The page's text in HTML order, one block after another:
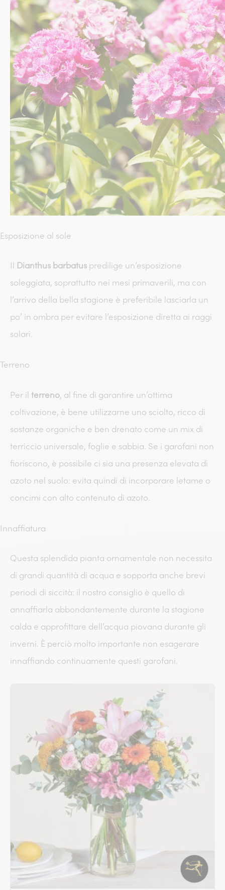
Esposizione al sole
Il Dianthus barbatus predilige un’esposizione
soleggiata, soprattutto nei mesi primaverili, ma con
l’arrivo della bella stagione è preferibile lasciarla un
po’ in ombra per evitare l’esposizione diretta ai raggi
solari.
Terreno
Per il terreno, al fine di garantire un’ottima
coltivazione, è bene utilizzarne uno sciolto, ricco di
sostanze organiche e ben drenato come un mix di
terriccio universale, foglie e sabbia. Se i garofani non
fioriscono, è possibile ci sia una presenza elevata di
azoto nel suolo: evita quindi di incorporare letame o
concimi con alto contenuto di azoto.
Innaffiatura
Questa splendida pianta ornamentale non necessita
di grandi quantità di acqua e sopporta anche brevi
periodi di siccità: il nostro consiglio è quello di
annaffiarla abbondantemente durante la stagione
calda e approfittare dell’acqua piovana durante gli
inverni. È perciò molto importante non esagerare
innaffiando continuamente questi garofani.